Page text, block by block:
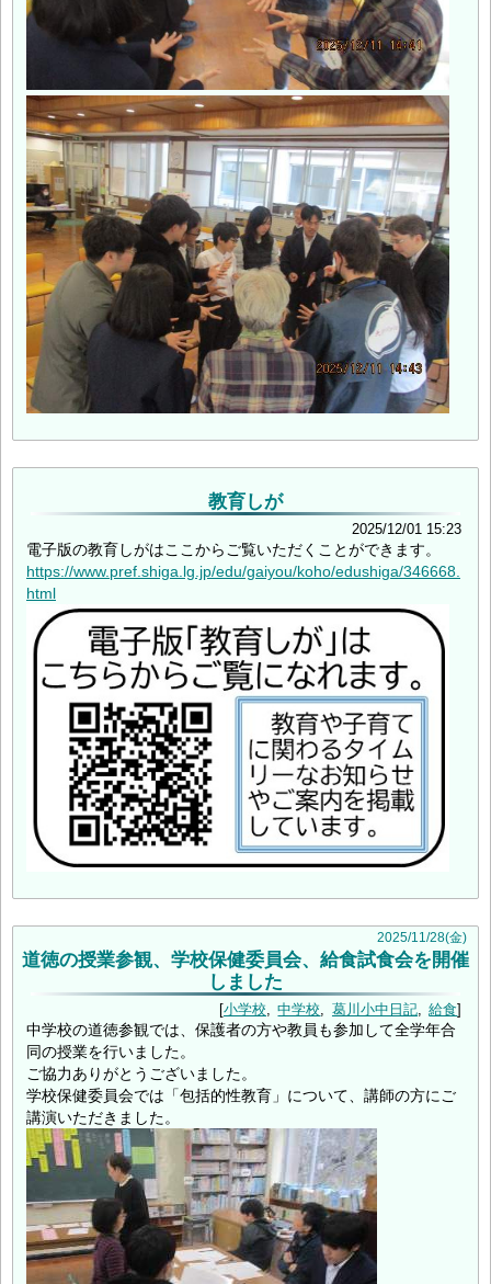
教育しが
2025/12/01 15:23
電子版の教育しがはここからご覧いただくことができます。
https://www.pref.shiga.lg.jp/edu/gaiyou/koho/edushiga/346668.
html
2025/11/28(金)
道徳の授業参観、学校保健委員会、給食試食会を開催
しました
小学校 中学校 葛川小中日記 給食
中学校の道徳参観では、保護者の方や教員も参加して全学年合
同の授業を行いました。
ご協力ありがとうございました。
学校保健委員会では「包括的性教育」について、講師の方にご
講演いただきました。